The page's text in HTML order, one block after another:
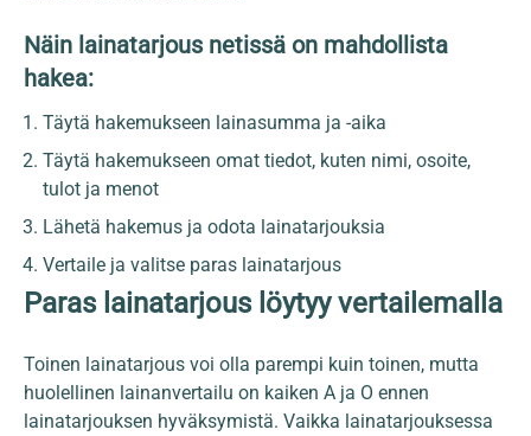
Näin lainatarjous netissä on mahdollista
hakea:
Täytä hakemukseen lainasumma ja -aika
Täytä hakemukseen omat tiedot, kuten nimi, osoite,
tulot ja menot
Lähetä hakemus ja odota lainatarjouksia
Vertaile ja valitse paras lainatarjous
Paras lainatarjous löytyy vertailemalla
Toinen lainatarjous voi olla parempi kuin toinen, mutta
huolellinen lainanvertailu on kaiken A ja O ennen
lainatarjouksen hyväksymistä. Vaikka lainatarjouksessa